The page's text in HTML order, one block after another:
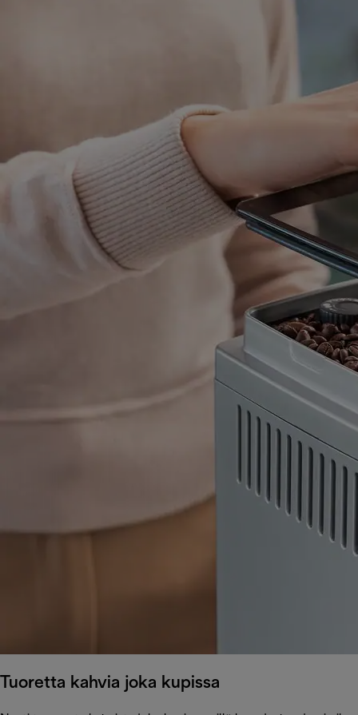
Tuoretta kahvia joka kupissa